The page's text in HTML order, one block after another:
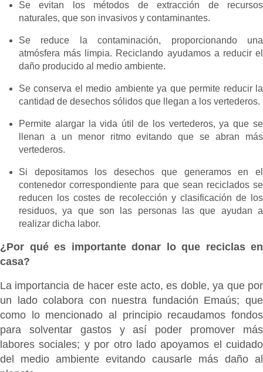
Se evitan los métodos de extracción de recursos
naturales, que son invasivos y contaminantes.
Se reduce la contaminación, proporcionando una
atmósfera más limpia. Reciclando ayudamos a reducir el
daño producido al medio ambiente.
Se conserva el medio ambiente ya que permite reducir la
cantidad de desechos sólidos que llegan a los vertederos.
Permite alargar la vida útil de los vertederos, ya que se
llenan a un menor ritmo evitando que se abran más
vertederos.
Si depositamos los desechos que generamos en el
contenedor correspondiente para que sean reciclados se
reducen los costes de recolección y clasificación de los
residuos, ya que son las personas las que ayudan a
realizar dicha labor.
¿Por qué es importante donar lo que reciclas en
casa?
La importancia de hacer este acto, es doble, ya que por
un lado colabora con nuestra fundación Emaús; que
como lo mencionado al principio recaudamos fondos
para solventar gastos y así poder promover más
labores sociales; y por otro lado apoyamos el cuidado
del medio ambiente evitando causarle más daño al